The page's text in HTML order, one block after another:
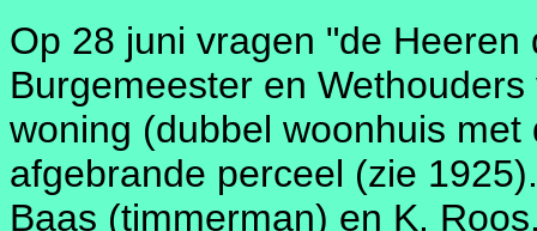
Op 28 juni vragen "de
Burgemeester en
woning (dubbel woonhuis
afgebrande perceel (zie
Baas (timmerman) en K.